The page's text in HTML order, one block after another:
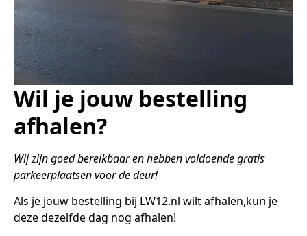
Wil je jouw bestelling
afhalen?
Wij zijn goed bereikbaar en hebben voldoende gratis
parkeerplaatsen voor de deur!
Als je jouw bestelling bij LW12.nl wilt afhalen,kun je
deze dezelfde dag nog afhalen!